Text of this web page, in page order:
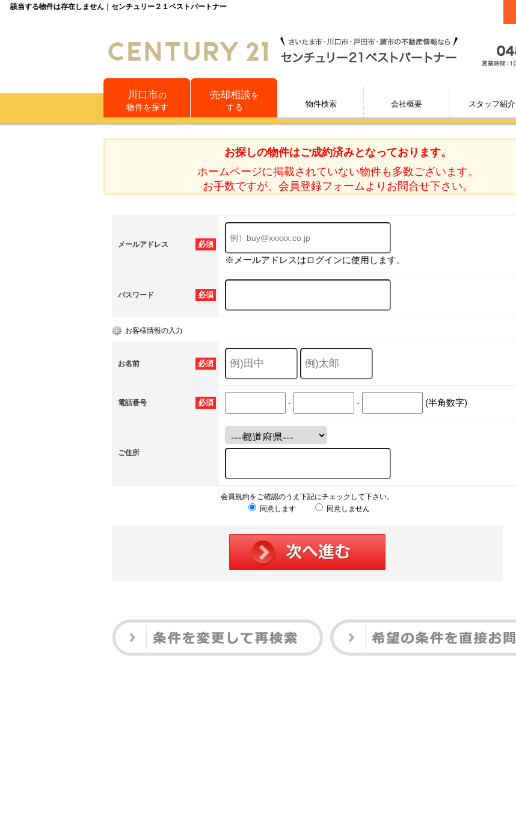
該当する物件は存在しません｜センチュリー２１ベストパートナー
川口市の
物件を探す
売却相談を
する
物件検索 会社概要 スタッフ紹介
お探しの物件はご成約済みとなっております。
ホームページに掲載されていない物件も多数ございます。
お手数ですが、会員登録フォームよりお問合せ下さい。
必須
メールアドレス
※メールアドレスはログインに使用します。
必須
パスワード
お客様情報の入力
必須
お名前
必須
電話番号 - - (半角数字)
ご住所
会員規約をご確認のうえ下記にチェックして下さい。
同意します
同意しません